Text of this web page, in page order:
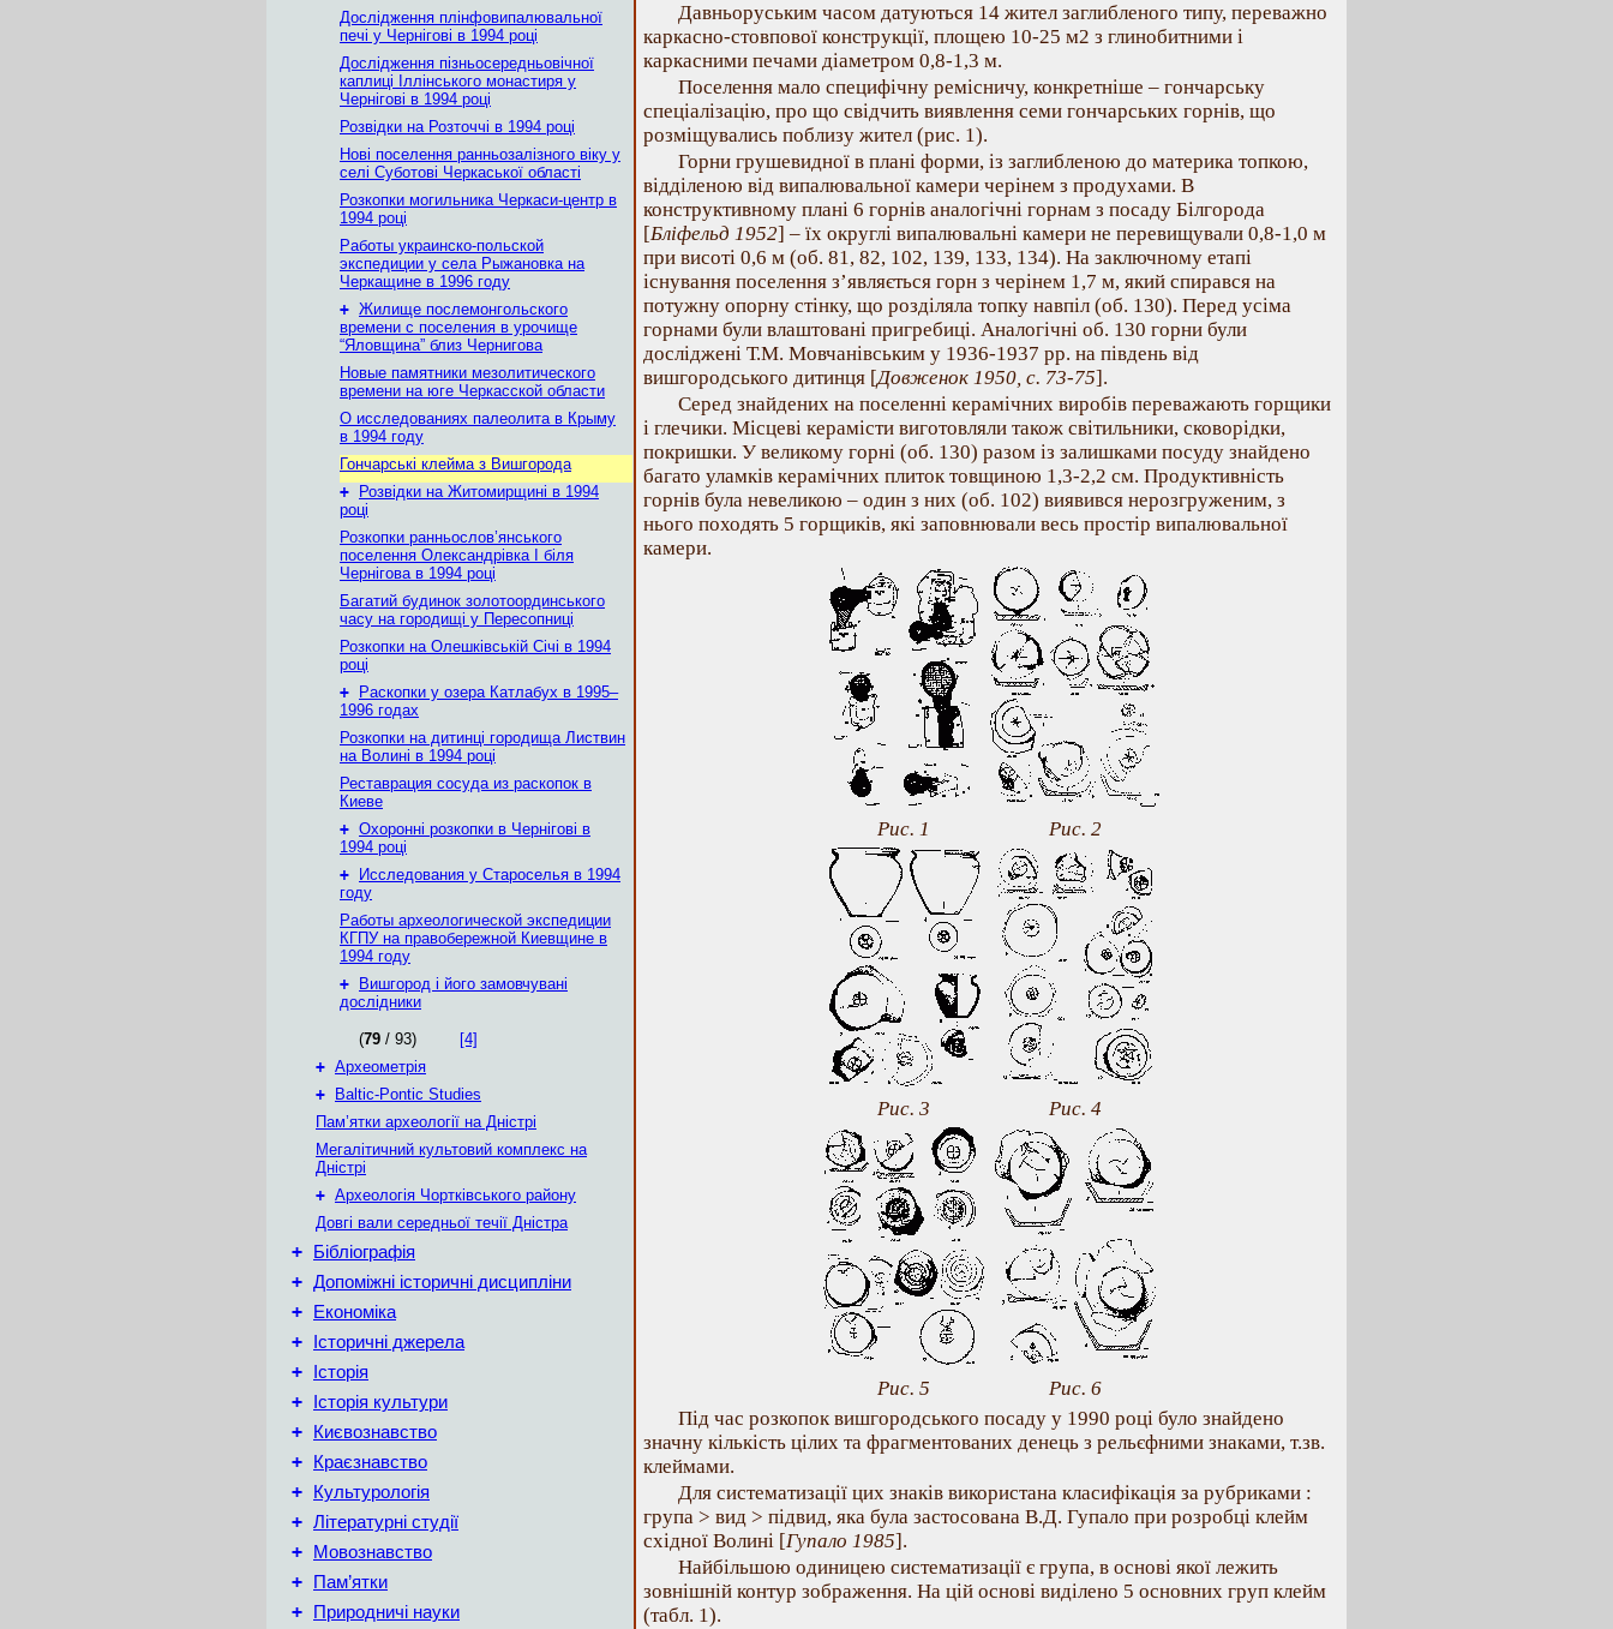
Дослідження плінфовипалювальної
печі у Чернігові в 1994 році
Дослідження пізньосередньовічної
каплиці Іллінського монастиря у
Чернігові в 1994 році
Розвідки на Розточчі в 1994 році
Нові поселення ранньозалізного віку у
селі Суботові Черкаської області
Розкопки могильника Черкаси-центр в
1994 році
Работы украинско-польской
экспедиции у села Рыжановка на
Черкащине в 1996 году
+ Жилище послемонгольского
времени с поселения в урочище
“Яловщина” близ Чернигова
Новые памятники мезолитического
времени на юге Черкасской области
О исследованиях палеолита в Крыму
в 1994 году
Гончарські клейма з Вишгорода
+
Розвідки на Житомирщині в 1994
році
Розкопки ранньослов’янського
поселення Олександрівка І біля
Чернігова в 1994 році
Багатий будинок золотоординського
часу на городищі у Пересопниці
Розкопки на Олешківській Січі в 1994
році
+
Раскопки у озера Катлабух в 1995–
1996 годах
Розкопки на дитинці городища Листвин
на Волині в 1994 році
Реставрация сосуда из раскопок в
Киеве
+ Охоронні розкопки в Чернігові в
1994 році
+
Исследования у Староселья в 1994
году
Работы археологической экспедиции
КГПУ на правобережной Киевщине в
1994 году
+
Вишгород і його замовчувані
дослідники
(79 / 93)
[4]
+ Археометрія
+
Baltic-Pontic Studies
Пам’ятки археології на Дністрі
Мегалітичний культовий комплекс на
Дністрі
+ Археологія Чортківського району
Довгі вали середньої течії Дністра
+ Бібліографія
+ Допоміжні історичні дисципліни
+ Економіка
+ Історичні джерела
+ Історія
+ Історія культури
+ Києвознавство
+ Краєзнавство
+ Культурологія
+ Літературні студії
+ Мовознавство
+ Пам’ятки
+ Природничі науки
Давньоруським часом датуються 14 жител заглибленого типу, переважно
каркасно-стовпової конструкції, площею 10-25 м2 з глинобитними і
каркасними печами діаметром 0,8-1,3 м.
Поселення мало специфічну ремісничу, конкретніше – гончарську
спеціалізацію, про що свідчить виявлення семи гончарських горнів, що
розміщувались поблизу жител (рис. 1).
Горни грушевидної в плані форми, із заглибленою до материка топкою,
відділеною від випалювальної камери черінем з продухами. В
конструктивному плані 6 горнів аналогічні горнам з посаду Білгорода
[Бліфельд 1952] – їх округлі випалювальні камери не перевищували 0,8-1,0 м
при висоті 0,6 м (об. 81, 82, 102, 139, 133, 134). На заключному етапі
існування поселення з’являється горн з черінем 1,7 м, який спирався на
потужну опорну стінку, що розділяла топку навпіл (об. 130). Перед усіма
горнами були влаштовані пригребиці. Аналогічні об. 130 горни були
досліджені Т.М. Мовчанівським у 1936-1937 рр. на південь від
вишгородського дитинця [Довженок 1950, с. 73-75].
Серед знайдених на поселенні керамічних виробів переважають горщики
і глечики. Місцеві керамісти виготовляли також світильники, сковорідки,
покришки. У великому горні (об. 130) разом із залишками посуду знайдено
багато уламків керамічних плиток товщиною 1,3-2,2 см. Продуктивність
горнів була невеликою – один з них (об. 102) виявився нерозгруженим, з
нього походять 5 горщиків, які заповнювали весь простір випалювальної
камери.
Рис. 1 Рис. 2
Рис. 3 Рис. 4
Рис. 5
Рис. 6
Під час розкопок вишгородського посаду у 1990 році було знайдено
значну кількість цілих та фрагментованих денець з рельєфними знаками, т.зв.
клеймами.
Для систематизації цих знаків використана класифікація за рубриками :
група > вид > підвид, яка була застосована В.Д. Гупало при розробці клейм
східної Волині [Гупало 1985].
Найбільшою одиницею систематизації є група, в основі якої лежить
зовнішній контур зображення. На цій основі виділено 5 основних груп клейм
(табл. 1).